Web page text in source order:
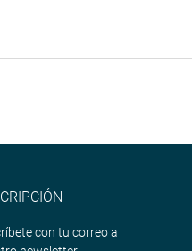
con tu correo a